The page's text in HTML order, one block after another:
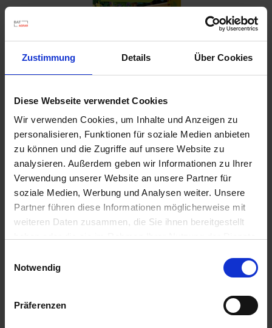
Zustimmung Details Über Cookies
Diese Webseite verwendet Cookies
Wir verwenden Cookies, um Inhalte und Anzeigen zu
personalisieren, Funktionen für soziale Medien anbieten
zu können und die Zugriffe auf unsere Website zu
analysieren. Außerdem geben wir Informationen zu Ihrer
Verwendung unserer Website an unsere Partner für
soziale Medien, Werbung und Analysen weiter. Unsere
Partner führen diese Informationen möglicherweise mit
weiteren Daten zusammen, die Sie ihnen bereitgestellt
Notwendig
Präferenzen
Seramis Outdoor Pflanz-Gran. Beet-, Balkon- &
Kübelpflanz
Artikel-Nr.: 7000835-01-cfg
Ähnliche Produkte